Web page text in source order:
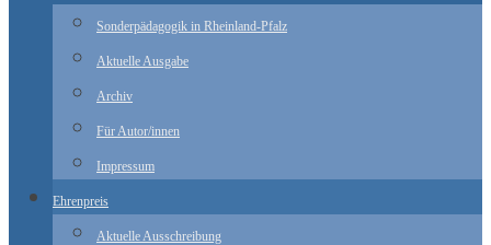
Sonderpädagogik in Rheinland-Pfalz
Aktuelle Ausgabe
Archiv
Für Autor/innen
Impressum
Ehrenpreis
Aktuelle Ausschreibung